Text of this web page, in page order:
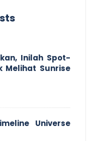
Inilah Spot-
Melihat Sunrise
Universe